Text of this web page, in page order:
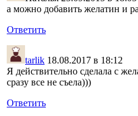
а можно добавить желатин и
Ответить
tarlik 18.08.2017 в 18:12
Я действительно сделала с
сразу все не съела)))
Ответить